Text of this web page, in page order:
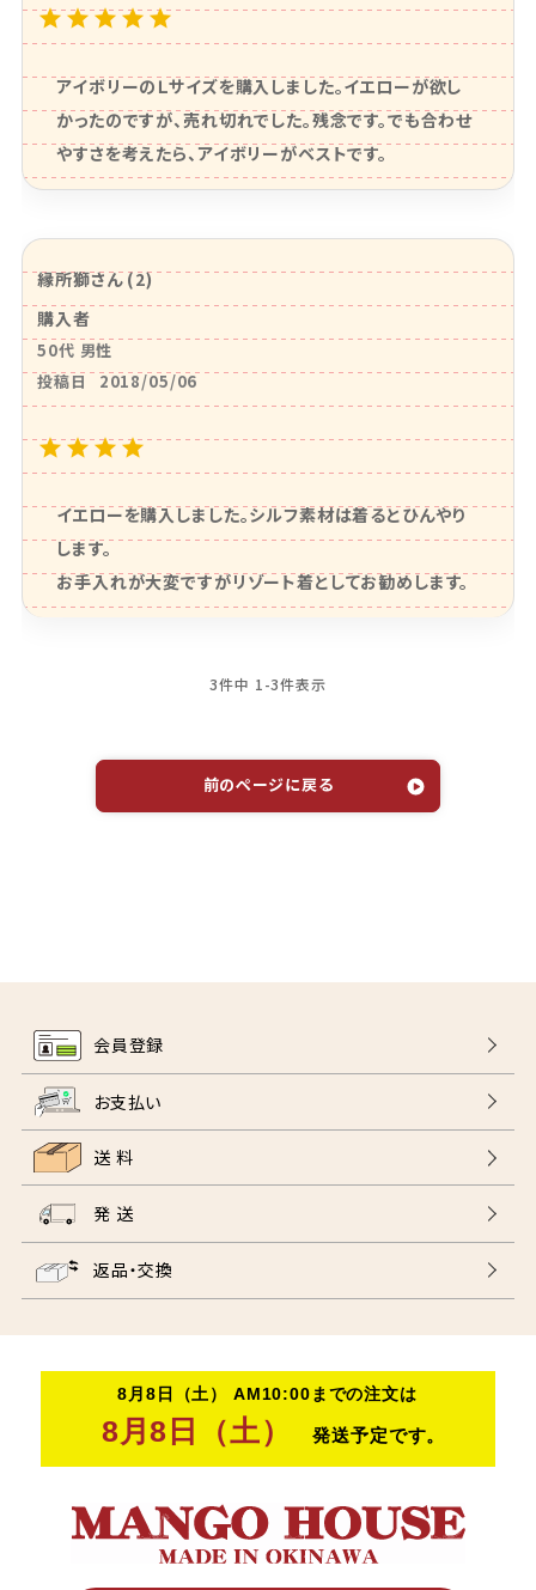
アイボリーのＬサイズを購入しました。イエローが欲し
かったのですが、売れ切れでした。残念です。でも合わせ
やすさを考えたら、アイボリーがベストです。
縁所獅
2
購入者
50代 男性
投稿日
2018/05/06
イエローを購入しました。シルフ素材は着るとひんやり
します。
お手入れが大変ですがリゾート着としてお勧めします。
3件中 1-3件表示
前のページに戻る
会員登録
お支払い
送 料
発 送
返品・交換